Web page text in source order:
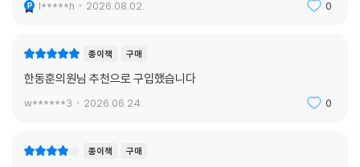
“전략 문제도 금융과 마찬가지여서, 과거의 성과가 미래의 수익을 보장하
지 않는다.” 지난 80년간 대규모 전쟁이 없었다는 사실이 미래의 평화를
보장해주지 않는다. 『폭풍이 온다』는 눈앞에 닥친 강대국 간의 패권 경쟁
리더들은 물론, 급변하는 시대에서 살아남기 위한 지혜를 갈구하는 모든
l*****h 2026.08.02. 0
종이책 구매
한동훈의원님 추천으로 구입했습니다
w******3 2026.06.24. 0
종이책 구매